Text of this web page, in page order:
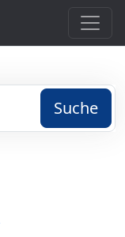
Suche